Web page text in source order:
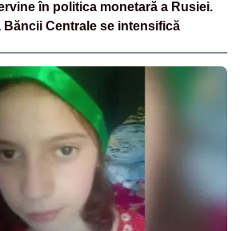
în politica monetară a Rusiei.
Băncii Centrale se intensifică